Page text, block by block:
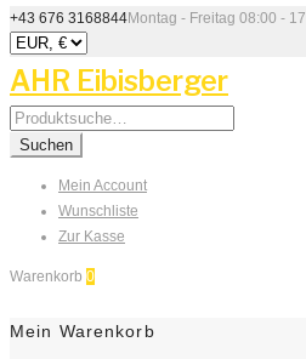
+43 676 3168844Montag - Freitag 08:00 -
AHR Eibisberger
Search
for:
Suchen
Mein Account
Wunschliste
Zur Kasse
Warenkorb 0
Mein Warenkorb